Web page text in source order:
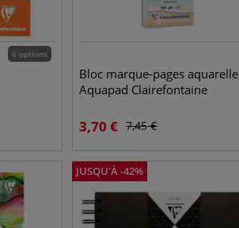
6 options
Bloc marque-pages aquarelle
Aquapad Clairefontaine
3,70 € 7,45€
JUSQU'À-42%